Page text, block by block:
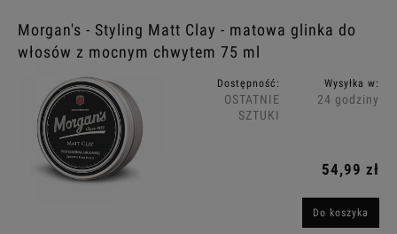
Morgan's - Styling Matt Clay - matowa glinka do
włosów z mocnym chwytem 75 ml
Dostępność:
OSTATNIE
SZTUKI
Wysyłka w:
24 godziny
54,99 zł
Do koszyka